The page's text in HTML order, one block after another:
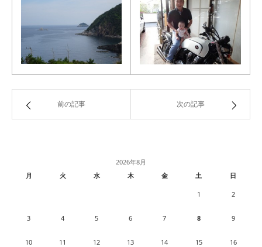
前の記事 次の記事
2026年8月
月
火 水 木 金 土 日
1 2
3 4 5 6 7 8 9
10 11 12 13 14 15 16